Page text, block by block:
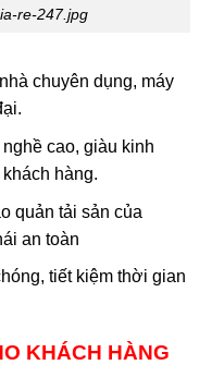
re-247.jpg
chuyên dụng, máy
cao, giàu kinh
hàng.
quản tải sản của
an toàn
tiết kiệm thời gian
KHÁCH HÀNG